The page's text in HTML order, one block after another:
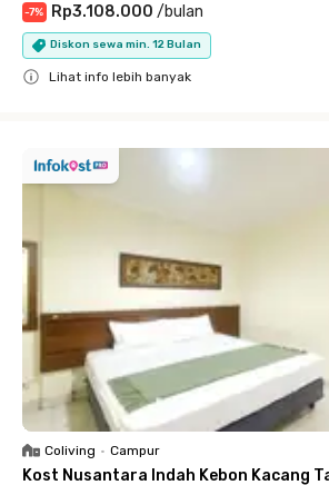
-7% Rp3.108.000 /bulan
Diskon sewa min. 12 Bulan
Lihat info lebih banyak
Coliving • Campur
Kost Nusantara Indah Kebon Kacang